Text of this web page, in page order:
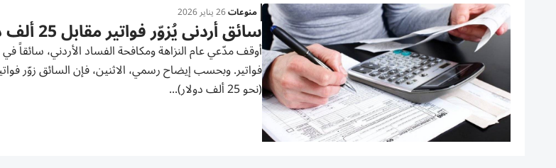
منوعات26 يناير 2026
سائق أردني يُزوّر فواتير مقابل 25 ألف دولار
(نحو 25 ألف دولار)...